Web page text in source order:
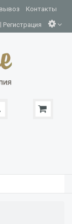
Контакты
| Регистрация